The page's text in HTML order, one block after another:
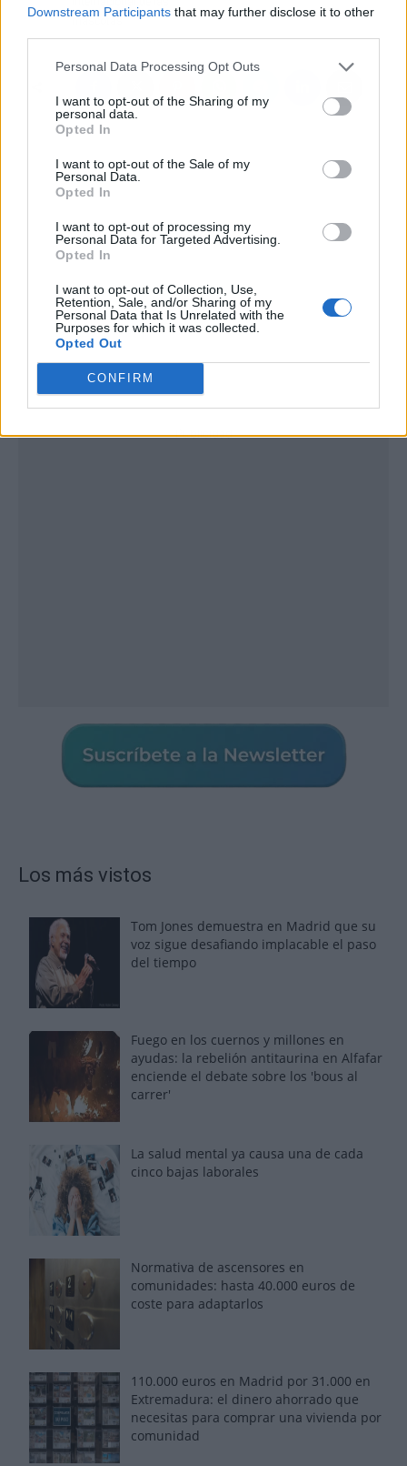
Downstream Participants that may further disclose it to other
Personal Data Processing Opt Outs
I want to opt-out of the Sharing of my
personal data.
Opted In
I want to opt-out of the Sale of my
Personal Data.
Opted In
I want to opt-out of processing my
Personal Data for Targeted Advertising.
Opted In
I want to opt-out of Collection, Use,
Retention, Sale, and/or Sharing of my
Personal Data that Is Unrelated with the
Purposes for which it was collected.
Opted Out
CONFIRM
mascotas
Publicidad
Los más vistos
Tom Jones demuestra en Madrid que su
voz sigue desafiando implacable el paso
del tiempo
Fuego en los cuernos y millones en
ayudas: la rebelión antitaurina en Alfafar
enciende el debate sobre los 'bous al
carrer'
La salud mental ya causa una de cada
cinco bajas laborales
Normativa de ascensores en
comunidades: hasta 40.000 euros de
coste para adaptarlos
110.000 euros en Madrid por 31.000 en
Extremadura: el dinero ahorrado que
necesitas para comprar una vivienda por
comunidad